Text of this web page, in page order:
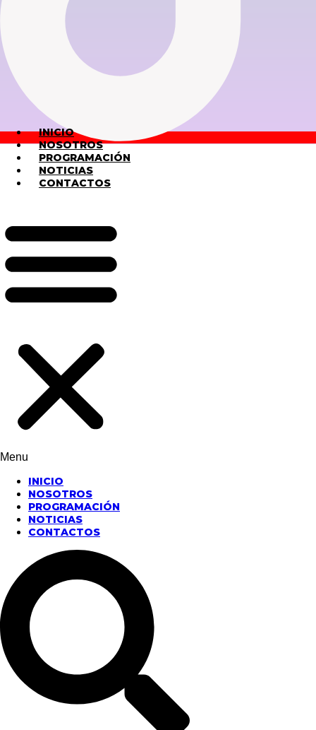
INICIO
NOSOTROS
PROGRAMACIÓN
NOTICIAS
CONTACTOS
Menu
INICIO
NOSOTROS
PROGRAMACIÓN
NOTICIAS
CONTACTOS